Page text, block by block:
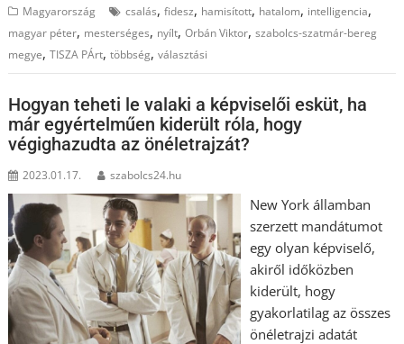
Magyarország csalás,fidesz, hamisított, hatalom, intelligencia,
magyar péter, mesterséges, nyílt,Orbán Viktor,szabolcs-szatmár-bereg
megye,TISZA PÁrt,többség,választási
Hogyan teheti le valaki a képviselői esküt, ha
már egyértelműen kiderült róla, hogy
végighazudta az önéletrajzát?
2023.01.17. szabolcs24.hu
New York államban
szerzett mandátumot
egy olyan képviselő,
akiről időközben
kiderült, hogy
gyakorlatilag az összes
önéletrajzi adatát